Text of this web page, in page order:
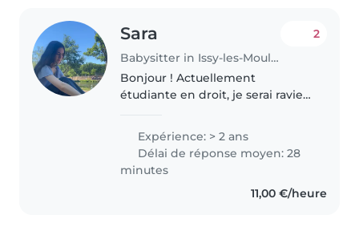
Sara
Babysitter in Issy-les-Moulineaux
2
Bonjour ! Actuellement
étudiante en droit, je serai ravie
Exerçant déjà de la garde
d'enfants depuis 2ans et étant
moi-même issue d'une famille
Expérience: > 2 ans
Délai de réponse moyen: 28
minutes
11,00 €/heure